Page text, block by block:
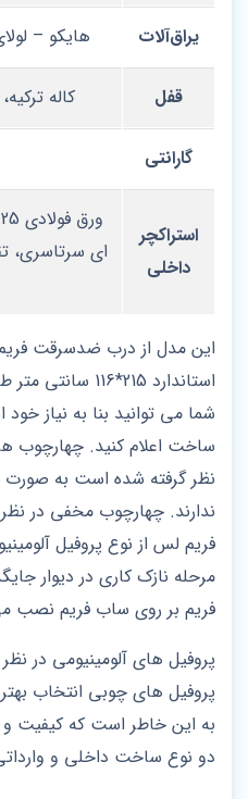
یراق‌آلات هایکو – لولای 12 سانتی‌متر
قفل کاله
گارانتی
استراکچر
داخلی
ای سرتاسری،
این مدل از درب ضدسرقت
استاندارد
شما می توانید بنا به نیاز خود
ساخت اعلام کنید. چهارچوب‌
نظر گرفته شده است به
ندارند. چهارچوب مخفی در
فریم لس از نوع پروفیل
مرحله نازک کاری در دیوار
فریم بر روی ساب فریم نصب
پروفیل‌ های آلومینیومی در
پروفیل‌ های چوبی انتخاب
به این خاطر است که کیفیت و
دو نوع ساخت داخلی و